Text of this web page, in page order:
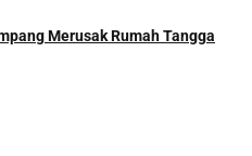
Merusak Rumah Tangga